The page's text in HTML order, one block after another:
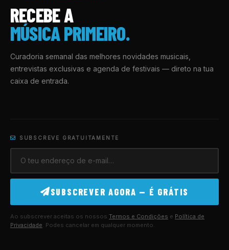
RECEBE A
MÚSICA PRIMEIRO.
Curadoria semanal das melhores novidades musicais,
entrevistas exclusivas e agenda de festivais — direto na tua
caixa de entrada.
SUBSCREVE GRATUITAMENTE
SUBSCREVER AGORA — É GRÁTIS
Ao subscrever aceitas os nossos Termos e Condições e Política de
Privacidade . Podes cancelar em qualquer momento.